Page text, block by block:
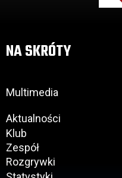
NA SKRÓTY
Multimedia
Aktualności
Klub
Zespół
Rozgrywki